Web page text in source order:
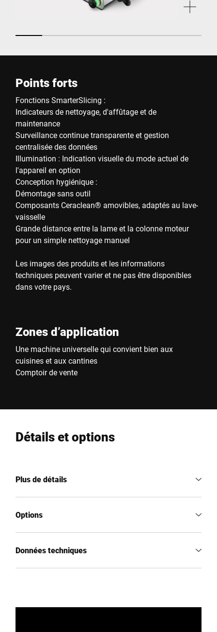
Points forts
Fonctions SmarterSlicing :
Indicateurs de nettoyage, d'affûtage et de
maintenance
Surveillance continue transparente et gestion
centralisée des données
Illumination : Indication visuelle du mode actuel de
l'appareil en option
Conception hygiénique :
Démontage sans outil
Composants Ceraclean® amovibles, adaptés au lave-
vaisselle
Grande distance entre la lame et la colonne moteur
pour un simple nettoyage manuel
Les images des produits et les informations
techniques peuvent varier et ne pas être disponibles
dans votre pays.
Zones d’application
Une machine universelle qui convient bien aux
cuisines et aux cantines
Comptoir de vente
Détails et options
Plus de détails
Options
Données techniques